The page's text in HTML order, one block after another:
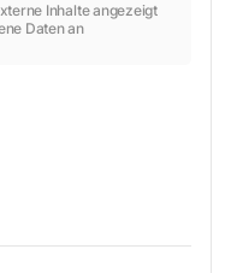
Inhalte angezeigt
Daten an